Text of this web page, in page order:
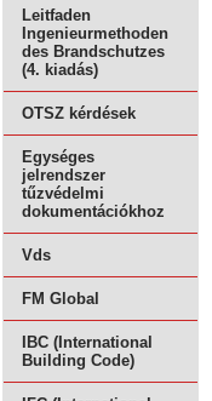
Leitfaden
Ingenieurmethoden
des Brandschutzes
(4. kiadás)
OTSZ kérdések
Egységes
jelrendszer
tűzvédelmi
dokumentációkhoz
Vds
FM Global
IBC (International
Building Code)